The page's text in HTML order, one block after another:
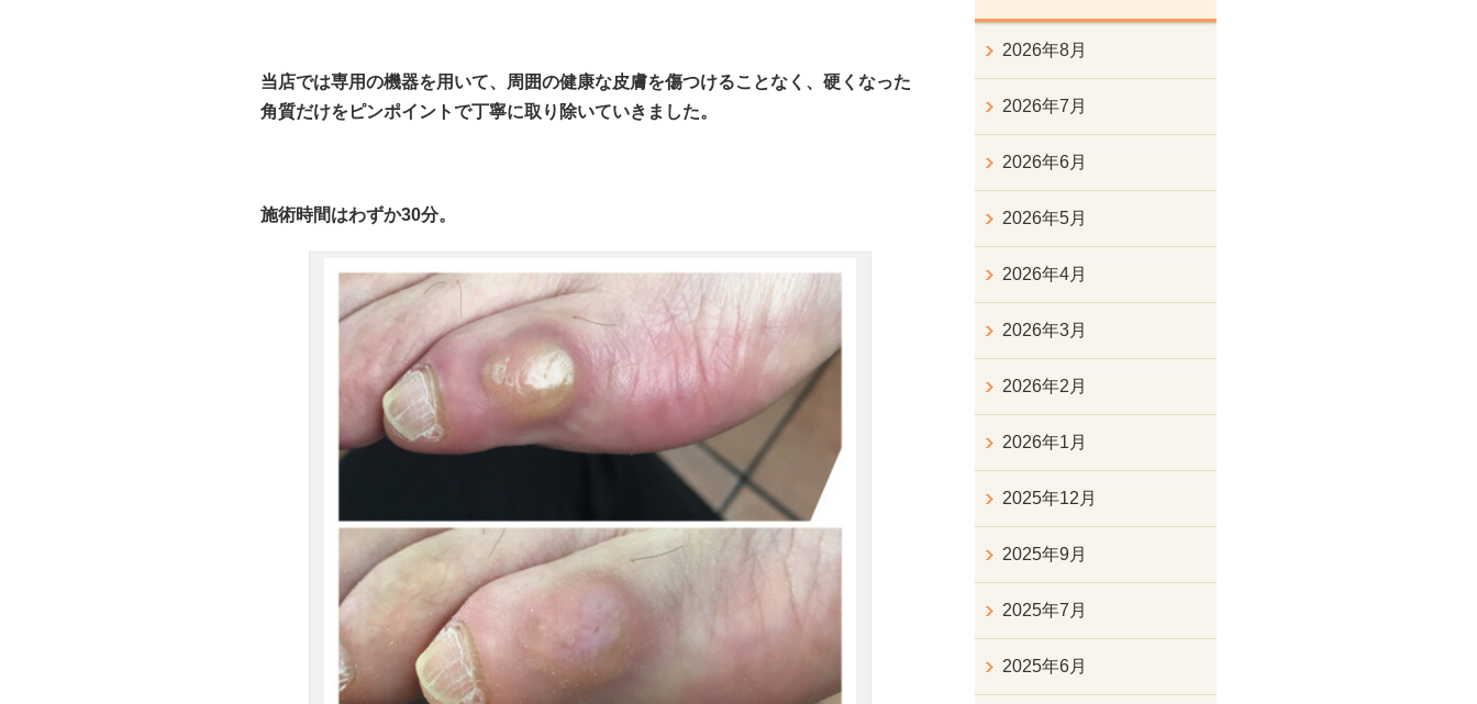
当店では専用の機器を用いて、周囲の健康な皮膚を傷つけることなく、硬くなった
角質だけをピンポイントで丁寧に取り除いていきました。
施術時間はわずか30分。
2026年8月
2026年7月
2026年6月
2026年5月
2026年4月
2026年3月
2026年2月
2026年1月
2025年12月
2025年9月
2025年7月
2025年6月